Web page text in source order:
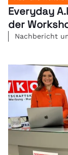
Everyday
der
Nachbericht